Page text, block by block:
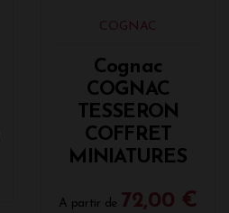
COGNAC
Cognac
COGNAC
TESSERON
COFFRET
MINIATURES
A partir de 72,00 €